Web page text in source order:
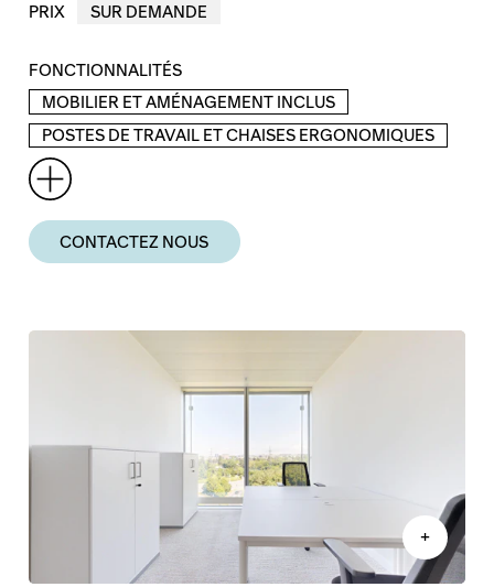
PRIX
SUR DEMANDE
FONCTIONNALITÉS
MOBILIER ET AMÉNAGEMENT INCLUS
POSTES DE TRAVAIL ET CHAISES ERGONOMIQUES
CONTACTEZ NOUS
+